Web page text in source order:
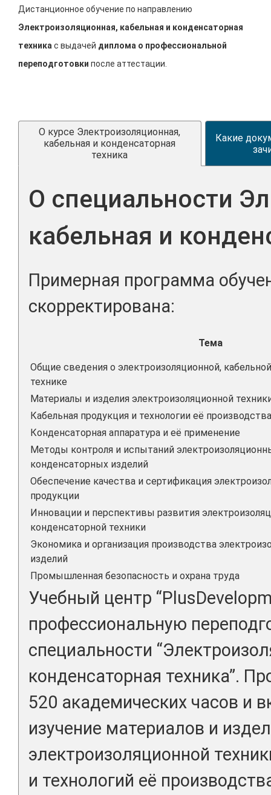
Дистанционное обучение по направлению
Электроизоляционная, кабельная и конденсаторная
техникас выдачей диплома о профессиональной
переподготовки после аттестации.
О курсе Электроизоляционная,
кабельная и конденсаторная
техника
Какие
О специальности
кабельная и
Примерная программа
скорректирована:
Тема
Общие сведения о электроизоляционной,
технике
Материалы и изделия электроизоляционной
Кабельная продукция и технологии её производства
Конденсаторная аппаратура и её применение
Методы контроля и испытаний
конденсаторных изделий
Обеспечение качества и сертификация
продукции
Инновации и перспективы развития
конденсаторной техники
Экономика и организация производства
изделий
Промышленная безопасность и охрана труда
Учебный центр
профессиональную
специальности
конденсаторная техника”.
520 академических часов и
изучение материалов и
электроизоляционной
и технологий её